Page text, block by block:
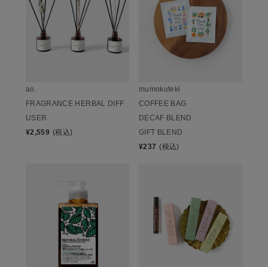
ao.
FRAGRANCE HERBAL DIFF
USER
¥2,559 (税込)
mumokuteki
COFFEE BAG
DECAF BLEND
GIFT BLEND
¥237 (税込)